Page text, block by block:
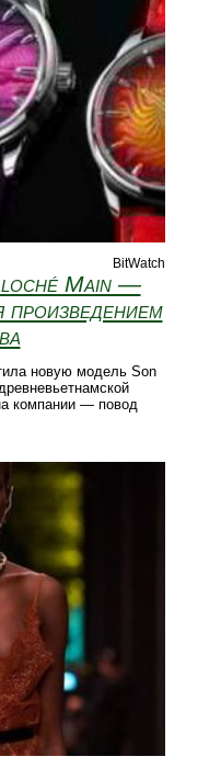
BitWatch
Main —
произведением
новую модель Son
компании — повод